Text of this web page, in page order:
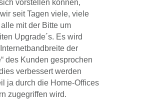
vorstellen können,
seit Tagen viele, viele
mit der Bitte um
Upgrade´s. Es wird
der
des Kunden gesprochen
verbessert werden
ja durch die Home-Offices
zugegriffen wird.